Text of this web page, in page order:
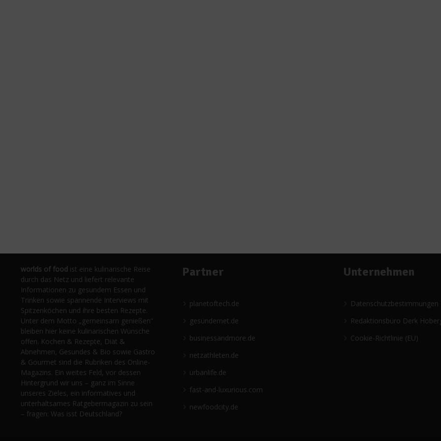
worlds of food ist eine kulinarische Reise
durch das Netz und liefert relevante
Informationen zu gesundem Essen und
Trinken sowie spannende Interviews mit
Spitzenköchen und ihre besten Rezepte.
Unter dem Motto „gemeinsam genießen“
bleiben hier keine kulinarischen Wünsche
offen. Kochen & Rezepte, Diät &
Abnehmen, Gesundes & Bio sowie Gastro
& Gourmet sind die Rubriken des Online-
Magazins. Ein weites Feld, vor dessen
Hintergrund wir uns – ganz im Sinne
unseres Zieles, ein informatives und
unterhaltsames Ratgebermagazin zu sein
– fragen: Was isst Deutschland?
Partner
planetoftech.de
gesündernet.de
businessandmore.de
netzathleten.de
urbanlife.de
fast-and-luxurious.com
newfoodcity.de
Unternehmen
Datenschutzbestimmungen
Redaktionsbüro Derk
Cookie-Richtlinie (EU)